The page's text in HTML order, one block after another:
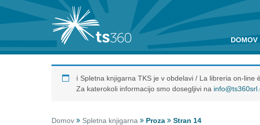
DOMOV
ℹ️ Spletna knjigarna TKS je v obdelavi / La libreria on-line
Za katerokoli informacijo smo dosegljivi na
Domov Spletna knjigarna Proza Stran 14